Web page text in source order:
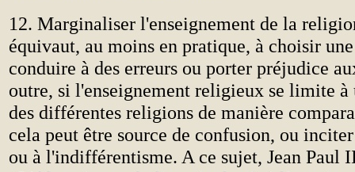
12. Marginaliser l'enseignement de la
équivaut, au moins en pratique, à choisir
conduire à des erreurs ou porter préjudice
outre, si l'enseignement religieux se limite à
des différentes religions de manière
cela peut être source de confusion, ou
ou à l'indifférentisme. A ce sujet, Jean Paul